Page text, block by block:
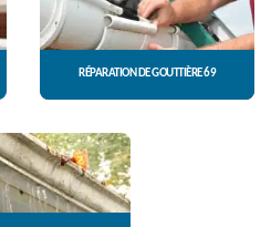
RÉPARATION DE GOUTTIÈRE 69